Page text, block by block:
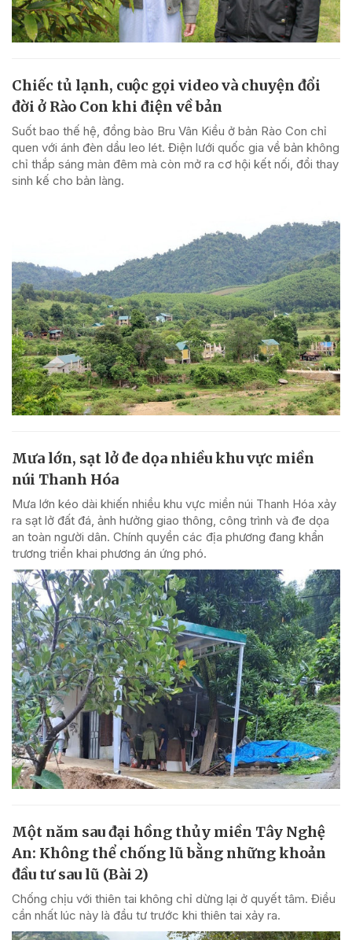
Chiếc tủ lạnh, cuộc gọi video và chuyện đổi
đời ở Rào Con khi điện về bản
Suốt bao thế hệ, đồng bào Bru Vân Kiều ở bản Rào Con chỉ
quen với ánh đèn dầu leo lét. Điện lưới quốc gia về bản không
chỉ thắp sáng màn đêm mà còn mở ra cơ hội kết nối, đổi thay
sinh kế cho bản làng.
Mưa lớn, sạt lở đe dọa nhiều khu vực miền
núi Thanh Hóa
Mưa lớn kéo dài khiến nhiều khu vực miền núi Thanh Hóa xảy
ra sạt lở đất đá, ảnh hưởng giao thông, công trình và đe dọa
an toàn người dân. Chính quyền các địa phương đang khẩn
trương triển khai phương án ứng phó.
Một năm sau đại hồng thủy miền Tây Nghệ
An: Không thể chống lũ bằng những khoản
đầu tư sau lũ (Bài 2)
Chống chịu với thiên tai không chỉ dừng lại ở quyết tâm. Điều
cần nhất lúc này là đầu tư trước khi thiên tai xảy ra.